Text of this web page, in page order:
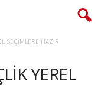
SEÇİMLERE HAZIR
YEREL